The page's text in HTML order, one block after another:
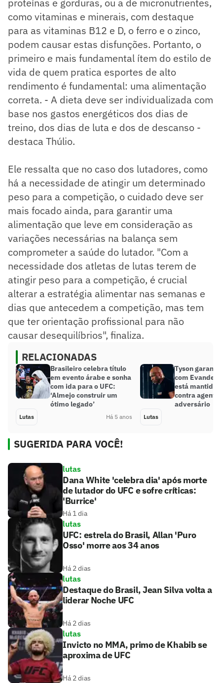
proteínas e gorduras, ou a de micronutrientes,
como vitaminas e minerais, com destaque
para as vitaminas B12 e D, o ferro e o zinco,
podem causar estas disfunções. Portanto, o
primeiro e mais fundamental ítem do estilo de
vida de quem pratica esportes de alto
rendimento é fundamental: uma alimentação
correta. - A dieta deve ser individualizada com
base nos gastos energéticos dos dias de
treino, dos dias de luta e dos de descanso -
destaca Thúlio.
Ele ressalta que no caso dos lutadores, como
há a necessidade de atingir um determinado
peso para a competição, o cuidado deve ser
mais focado ainda, para garantir uma
alimentação que leve em consideração as
variações necessárias na balança sem
comprometer a saúde do lutador. "Com a
necessidade dos atletas de lutas terem de
atingir peso para a competição, é crucial
alterar a estratégia alimentar nas semanas e
dias que antecedem a competição, mas tem
que ter orientação profissional para não
causar desequilíbrios", finaliza.
RELACIONADAS
Brasileiro celebra título
em evento árabe e sonha
com ida para o UFC:
‘Almejo construir um
ótimo legado’
Lutas Há 5 anos
Tyson
com Evander
está mantida
contra
adversário
Lutas
SUGERIDA PARA VOCÊ!
lutas
Dana White 'celebra dia' após morte
de lutador do UFC e sofre críticas:
'Burrice'
Há 1 dia
lutas
UFC: estrela do Brasil, Allan 'Puro
Osso' morre aos 34 anos
Há 2 dias
lutas
Destaque do Brasil, Jean Silva volta a
liderar Noche UFC
Há 2 dias
lutas
Invicto no MMA, primo de Khabib se
aproxima de UFC
Há 2 dias